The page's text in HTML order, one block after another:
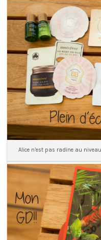
Alice n’est pas radine au